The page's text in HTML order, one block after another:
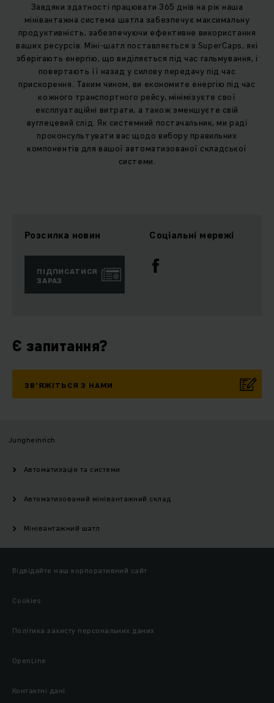
Завдяки здатності працювати 365 днів на рік наша
мінівантажна система шатла забезпечує максимальну
продуктивність, забезпечуючи ефективне використання
ваших ресурсів. Міні-шатл поставляється з SuperCaps, які
зберігають енергію, що виділяється під час гальмування, і
повертають її назад у силову передачу під час
прискорення. Таким чином, ви економите енергію під час
кожного транспортного рейсу, мінімізуєте свої
експлуатаційні витрати, а також зменшуєте свій
вуглецевий слід. Як системний постачальник, ми раді
проконсультувати вас щодо вибору правильних
компонентів для вашої автоматизованої складської
системи.
Розсилка новин
ПІДПИСАТИСЯ
ЗАРАЗ
Соціальні мережі
Є запитання?
ЗВ’ЯЖІТЬСЯ З НАМИ
Jungheinrich
Автоматизація та системи
Автоматизований мінівантажний склад
Мінівантажний шатл
Відвідайте наш корпоративний сайт
Cookies
Політика захисту персональних даних
OpenLine
Контактні дані